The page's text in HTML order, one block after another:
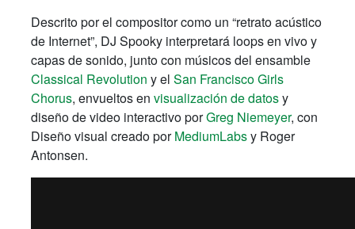
Descrito por el compositor como un “retrato acústico
de Internet”, DJ Spooky interpretará loops en vivo y
capas de sonido, junto con músicos del ensamble
Classical Revolution y el San Francisco Girls
Chorus, envueltos en visualización de datosy
diseño de video interactivo porGreg Niemeyer, con
Diseño visual creado porMediumLabsy Roger
Antonsen.